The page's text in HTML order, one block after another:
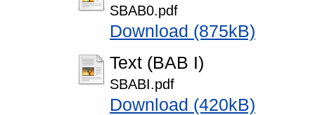
SBAB0.pdf
Download (875kB)
Text (BAB I)
SBABI.pdf
Download (420kB)